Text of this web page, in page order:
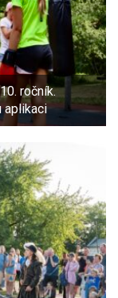
ročník.
aplikaci